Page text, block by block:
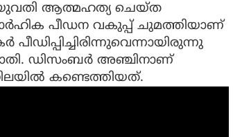
ആത്മഹത്യ ചെയ്ത
പീഡന വകുപ്പ് ചുമത്തിയാണ്‌
ഡിസംബർ അഞ്ചിനാണ്
കണ്ടെത്തിയത്.